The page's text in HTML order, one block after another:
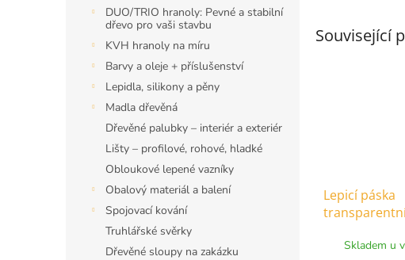
DUO/TRIO hranoly: Pevné a stabilní
dřevo pro vaši stavbu
KVH hranoly na míru
Barvy a oleje + příslušenství
Lepidla, silikony a pěny
Madla dřevěná
Dřevěné palubky – interiér a exteriér
Lišty – profilové, rohové, hladké
Obloukové lepené vazníky
Obalový materiál a balení
Spojovací kování
Truhlářské svěrky
Dřevěné sloupy na zakázku
Související
Lepicí páska
Skladem u